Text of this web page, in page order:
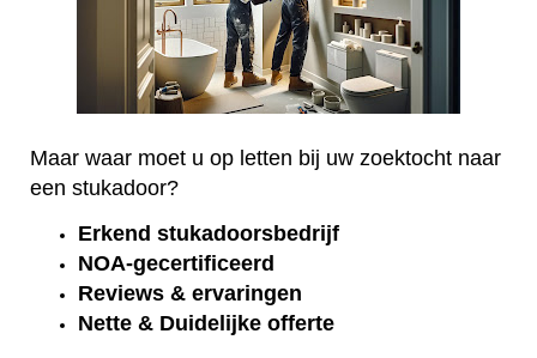
Maar waar moet u op letten bij uw zoektocht naar
een stukadoor?
Erkend stukadoorsbedrijf
NOA-gecertificeerd
Reviews & ervaringen
Nette & Duidelijke offerte